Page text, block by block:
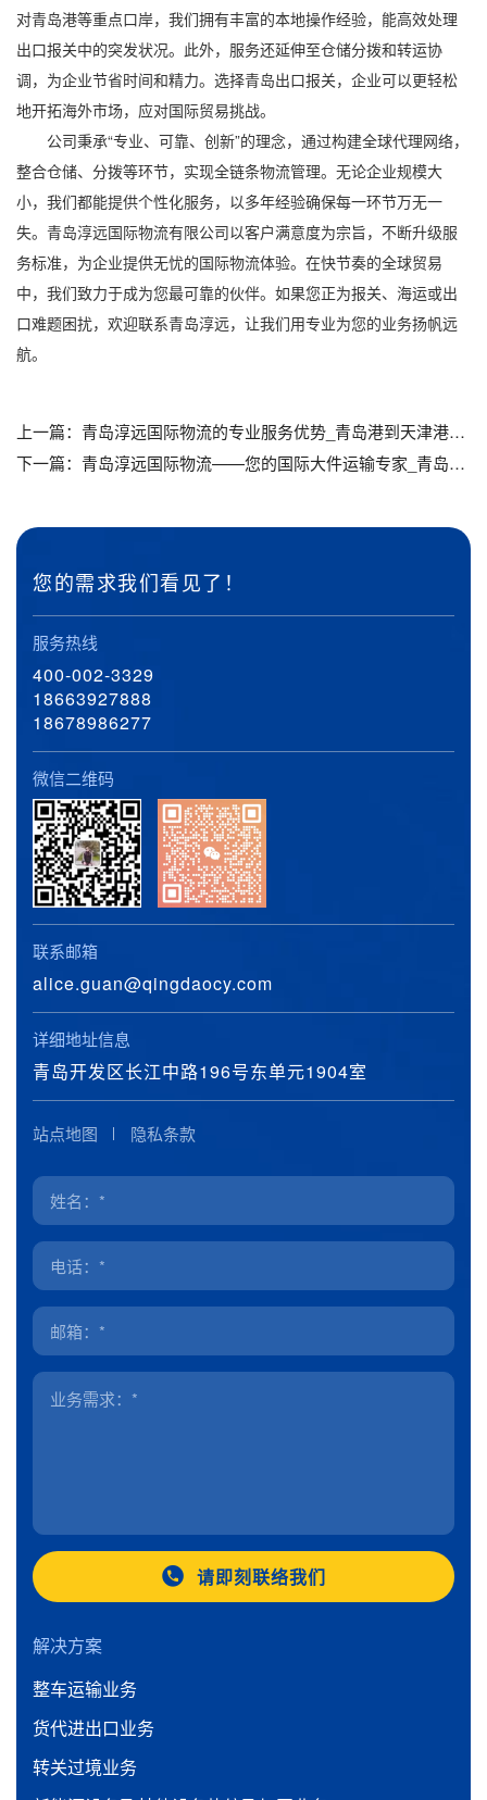
对青岛港等重点口岸，我们拥有丰富的本地操作经验，能高效处理
出口报关中的突发状况。此外，服务还延伸至仓储分拨和转运协
调，为企业节省时间和精力。选择青岛出口报关，企业可以更轻松
地开拓海外市场，应对国际贸易挑战。
公司秉承“专业、可靠、创新”的理念，通过构建全球代理网络，
整合仓储、分拨等环节，实现全链条物流管理。无论企业规模大
小，我们都能提供个性化服务，以多年经验确保每一环节万无一
失。青岛淳远国际物流有限公司以客户满意度为宗旨，不断升级服
务标准，为企业提供无忧的国际物流体验。在快节奏的全球贸易
中，我们致力于成为您最可靠的伙伴。如果您正为报关、海运或出
口难题困扰，欢迎联系青岛淳远，让我们用专业为您的业务扬帆远
航。
上一篇： 青岛淳远国际物流的专业服务优势_青岛港到天津港口岸推土机转关过境_青岛港到天津港口岸平地机转关过境
下一篇： 青岛淳远国际物流——您的国际大件运输专家_青岛港到上海港口岸推土机转关过境_青岛港到上海港口岸平地机转关过境
您的需求我们看见了！
服务热线
400-002-3329
18663927888
18678986277
微信二维码
联系邮箱
alice.guan@qingdaocy.com
详细地址信息
青岛开发区长江中路196号东单元1904室
站点地图 隐私条款
请即刻联络我们
解决方案
整车运输业务
货代进出口业务
转关过境业务